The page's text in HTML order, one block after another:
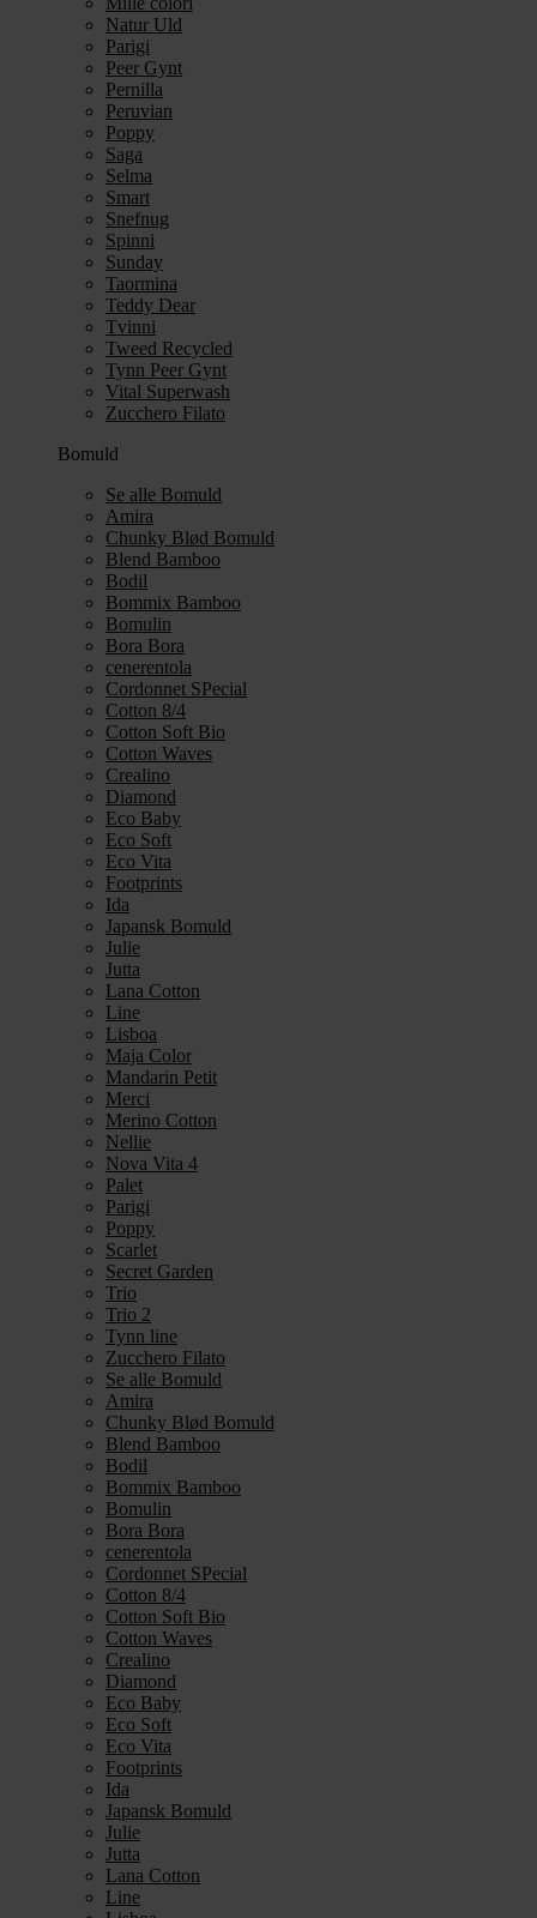
Natur Uld
Parigi
Peer Gynt
Pernilla
Peruvian
Poppy
Saga
Selma
Smart
Snefnug
Spinni
Sunday
Taormina
Teddy Dear
Tvinni
Tweed Recycled
Tynn Peer Gynt
Vital Superwash
Zucchero Filato
Bomuld
Se alle Bomuld
Amira
Chunky Blød Bomuld
Blend Bamboo
Bodil
Bommix Bamboo
Bomulin
Bora Bora
cenerentola
Cordonnet SPecial
Cotton 8/4
Cotton Soft Bio
Cotton Waves
Crealino
Diamond
Eco Baby
Eco Soft
Eco Vita
Footprints
Ida
Japansk Bomuld
Julie
Jutta
Lana Cotton
Line
Lisboa
Maja Color
Mandarin Petit
Merci
Merino Cotton
Nellie
Nova Vita 4
Palet
Parigi
Poppy
Scarlet
Secret Garden
Trio
Trio 2
Tynn line
Zucchero Filato
Se alle Bomuld
Amira
Chunky Blød Bomuld
Blend Bamboo
Bodil
Bommix Bamboo
Bomulin
Bora Bora
cenerentola
Cordonnet SPecial
Cotton 8/4
Cotton Soft Bio
Cotton Waves
Crealino
Diamond
Eco Baby
Eco Soft
Eco Vita
Footprints
Ida
Japansk Bomuld
Julie
Jutta
Lana Cotton
Line